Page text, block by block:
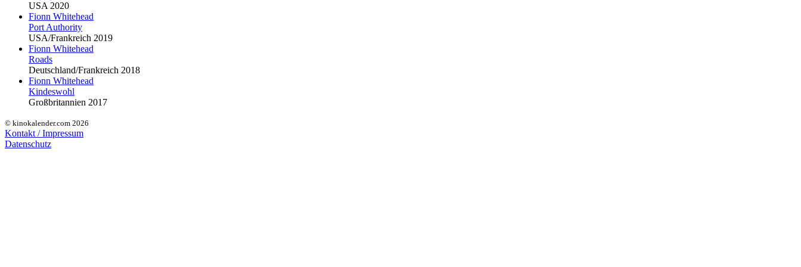
USA 2020
Fionn Whitehead
Port Authority
USA/Frankreich 2019
Fionn Whitehead
Roads
Deutschland/Frankreich 2018
Fionn Whitehead
Kindeswohl
Großbritannien 2017
© kinokalender.com 2026
Kontakt / Impressum
Datenschutz